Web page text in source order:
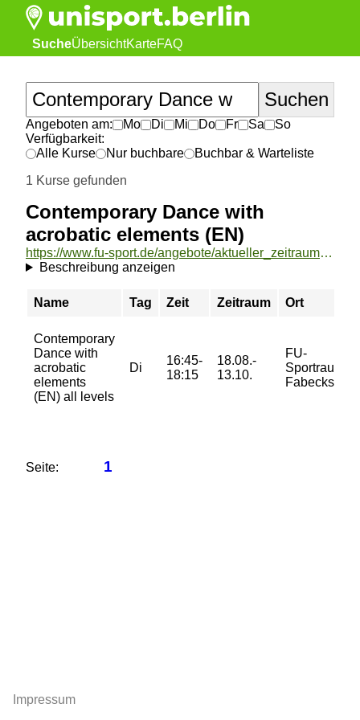
SucheÜbersichtKarteFAQ
Angeboten am: Mo Di Mi Do Fr Sa
So
Verfügbarkeit:
Alle Kurse
Nur buchbare
Buchbar & Warteliste
1 Kurse gefunden
Contemporary Dance with
acrobatic elements (EN)
https://www.fu-sport.de/angebote/aktueller_zeitraum/_Contemporary_Dance_with_acrobatic_elements__EN_.html
Beschreibung anzeigen
Name Tag Zeit Zeitraum Ort
Contemporary
Dance with
acrobatic
elements
(EN) all levels
Di
16:45-
18:15
18.08.-
13.10.
FU-
Sportraum
Seite: 1
Impressum